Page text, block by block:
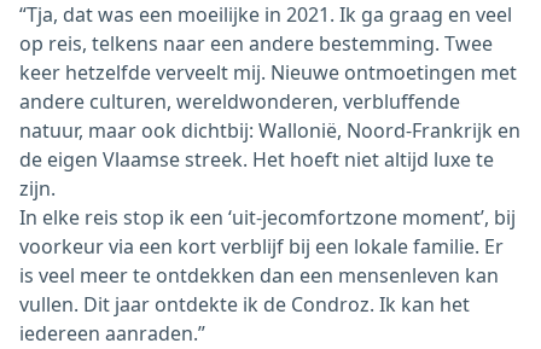
“Tja, dat was een moeilijke in 2021. Ik ga graag en veel
op reis, telkens naar een andere bestemming. Twee
keer hetzelfde verveelt mij. Nieuwe ontmoetingen met
andere culturen, wereldwonderen, verbluffende
natuur, maar ook dichtbij: Wallonië, Noord-Frankrijk en
de eigen Vlaamse streek. Het hoeft niet altijd luxe te
zijn.
In elke reis stop ik een ‘uit-jecomfortzone moment’, bij
voorkeur via een kort verblijf bij een lokale familie. Er
is veel meer te ontdekken dan een mensenleven kan
vullen. Dit jaar ontdekte ik de Condroz. Ik kan het
iedereen aanraden.”